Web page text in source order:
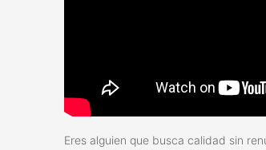
Eres alguien que busca calidad sin